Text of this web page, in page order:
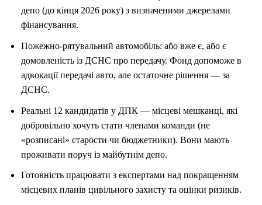
депо (до кінця 2026 року) з визначеними джерелами
фінансування.
Пожежно-рятувальний автомобіль: або вже є, або є
домовленість із ДСНС про передачу. Фонд допоможе в
адвокації передачі авто, але остаточне рішення — за
ДСНС.
Реальні 12 кандидатів у ДПК — місцеві мешканці, які
добровільно хочуть стати членами команди (не
«розписані» старости чи бюджетники). Вони мають
проживати поруч із майбутнім депо.
Готовність працювати з експертами над покращенням
місцевих планів цивільного захисту та оцінки ризиків.